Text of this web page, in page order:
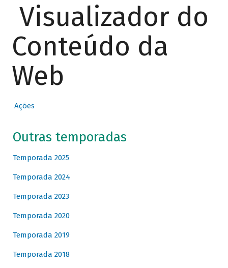
Visualizador do
Conteúdo da
Web
Ações
Outras temporadas
Temporada 2025
Temporada 2024
Temporada 2023
Temporada 2020
Temporada 2019
Temporada 2018